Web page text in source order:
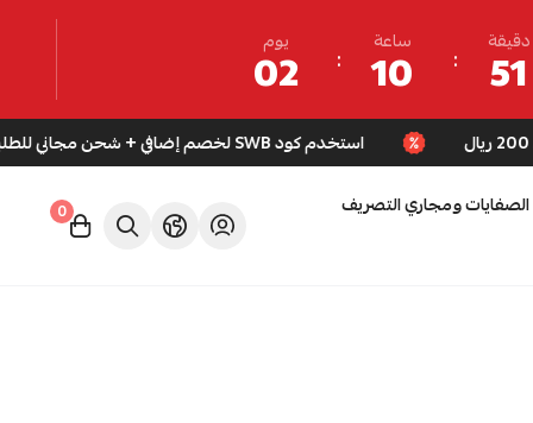
51
دقيقة 10
ساعة 02
يوم
استخدم كود SWB لخصم إضافي + شحن مجاني للطلبات فوق 200 ريال
الصفايات ومجاري التصريف
0